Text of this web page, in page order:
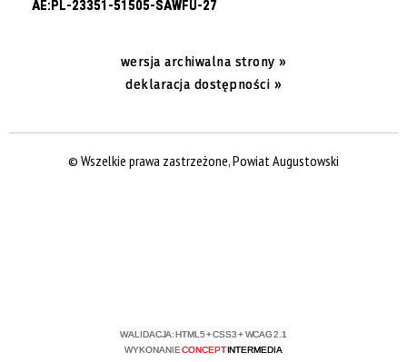
AE:PL-23351-51505-SAWFU-27
wersja archiwalna strony »
deklaracja dostępności »
© Wszelkie prawa zastrzeżone, Powiat Augustowski
WALIDACJA:HTML5+CSS3+WCAG 2.1
WYKONANIECONCEPTINTERMEDIA